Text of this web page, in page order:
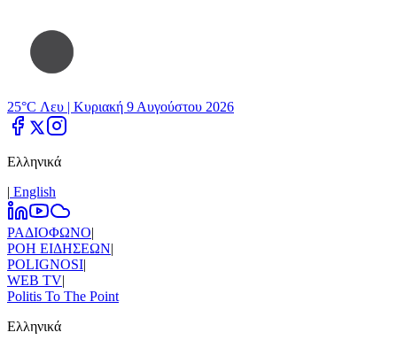
25°C Λευ | Κυριακή 9 Αυγούστου 2026
Ελληνικά
| Εnglish
ΡΑΔΙΟΦΩΝΟ|
ΡΟΗ ΕΙΔΗΣΕΩΝ|
POLIGNOSI|
WEB TV|
Politis To The Point
Ελληνικά